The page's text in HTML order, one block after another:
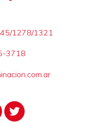
1278/1321
3718